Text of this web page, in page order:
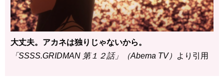
大丈夫。アカネは独りじゃないから。
「SSSS.GRIDMAN 第１２話」（Abema TV）
より引用